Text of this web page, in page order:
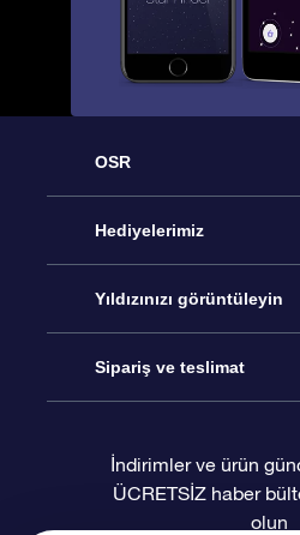
OSR
Hizmet
İletişim
Blogu
Değerlendirmeler
Hediyelerimiz
Çevrimiçi Yıldız Hediyesi
OSR Hediye Paketi
OSR Hediye Kartı
Yıldızınızı görüntüleyin
Star Register
Kişiselleştirilmiş Yıldız
Sipariş ve teslimat
Ödeme bilgileri
İndirimler ve ürün
ÜCRETSİZ haber
olun